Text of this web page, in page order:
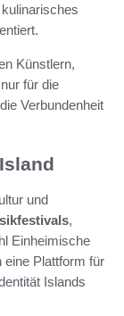
Künstlern,
für die
Verbundenheit
und
,
Einheimische
eine Plattform für
Islands